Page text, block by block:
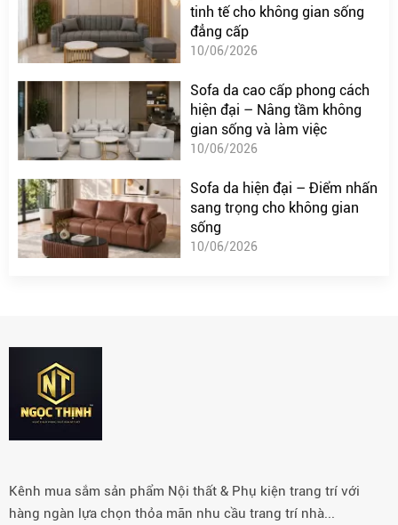
tinh tế cho không gian sống
đẳng cấp
10/06/2026
Sofa da cao cấp phong cách
hiện đại – Nâng tầm không
gian sống và làm việc
10/06/2026
Sofa da hiện đại – Điểm nhấn
sang trọng cho không gian
sống
10/06/2026
Kênh mua sắm sản phẩm Nội thất & Phụ kiện trang trí với
hàng ngàn lựa chọn thỏa mãn nhu cầu trang trí nhà...